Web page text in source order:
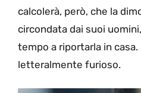
calcolerà, però, che la
circondata dai suoi
tempo a riportarla in casa.
letteralmente furioso.